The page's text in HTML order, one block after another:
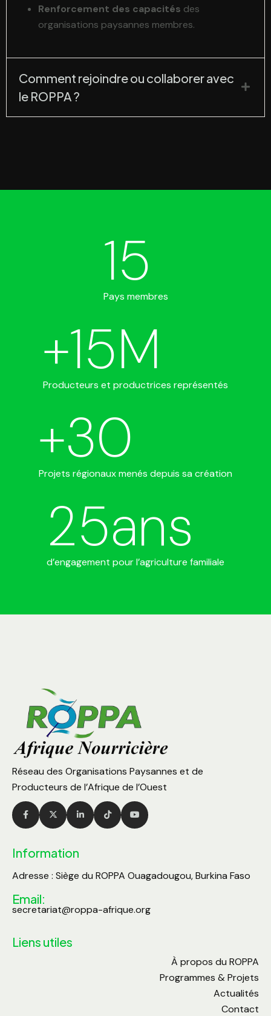
Renforcement des capacités des
organisations paysannes membres.
Comment rejoindre ou collaborer avec
le ROPPA ?
Pays membres
15
Producteurs et productrices représentés
+15M
Projets régionaux menés depuis sa création
+30
d’engagement pour l’agriculture familiale
25ans
Réseau des Organisations Paysannes et de
Producteurs de l’Afrique de l’Ouest
Information
Adresse : Siège du ROPPA Ouagadougou, Burkina Faso
Email:
secretariat@roppa-afrique.org
Liens utiles
À propos du ROPPA
Programmes & Projets
Actualités
Contact